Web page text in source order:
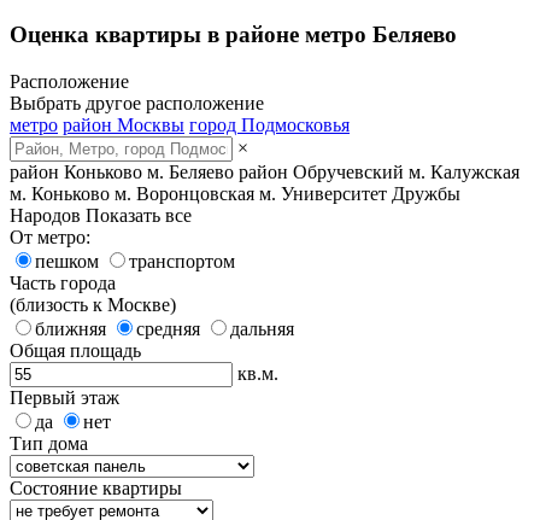
Оценка квартиры в районе метро Беляево
Расположение
Выбрать другое расположение
метро район Москвы город Подмосковья
×
район Коньково м. Беляево район Обручевский м. Калужская
м. Коньково м. Воронцовская м. Университет Дружбы
Народов Показать все
От метро:
пешком
транспортом
Часть города
(близость к Москве)
ближняя
средняя
дальняя
Общая площадь
кв.м.
Первый этаж
да
нет
Тип дома
Состояние квартиры